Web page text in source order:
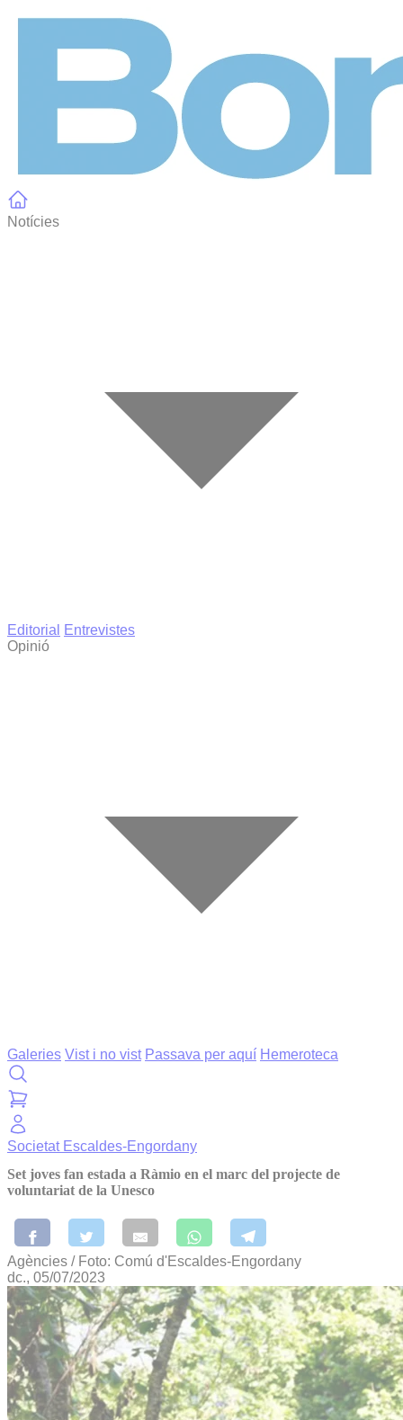
Notícies
Editorial
Entrevistes
Opinió
Galeries Vist i no vist Passava per aquí Hemeroteca
Societat Escaldes-Engordany
Set joves fan estada a Ràmio en el marc del projecte de
voluntariat de la Unesco
Agències / Foto: Comú d'Escaldes-Engordany
dc., 05/07/2023